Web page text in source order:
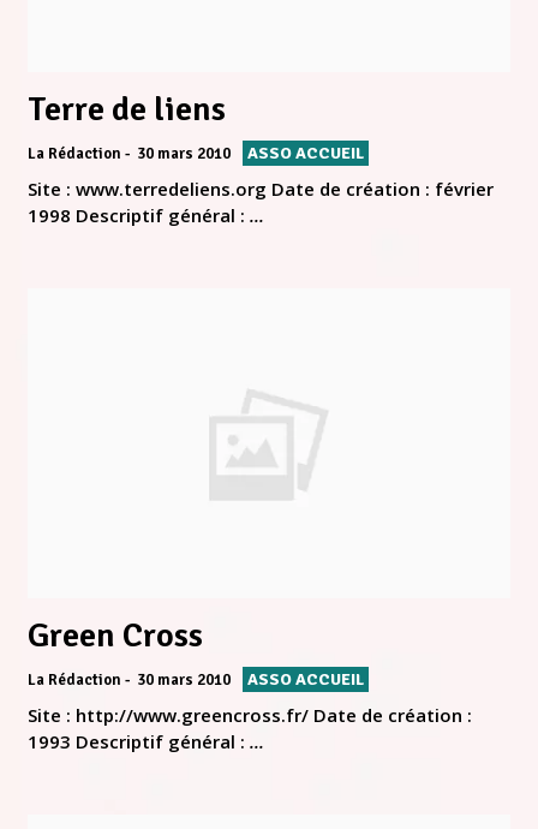
Terre de liens
La Rédaction 30 mars 2010 ASSO ACCUEIL
Site : www.terredeliens.org Date de création : février
1998 Descriptif général : ...
Green Cross
La Rédaction 30 mars 2010 ASSO ACCUEIL
Site : http://www.greencross.fr/ Date de création :
1993 Descriptif général : ...